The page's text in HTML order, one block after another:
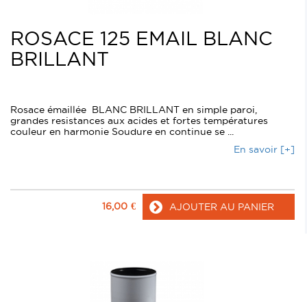
ROSACE 125 EMAIL BLANC
BRILLANT
Rosace émaillée BLANC BRILLANT en simple paroi,
grandes resistances aux acides et fortes températures
couleur en harmonie Soudure en continue se ...
En savoir [+]
16,00 € AJOUTER AU PANIER